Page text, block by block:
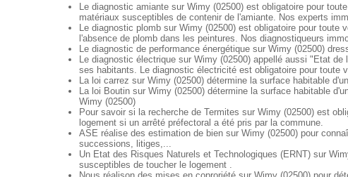
Le diagnostic amiante sur Wimy (02500) est obligatoire pour
matériaux susceptibles de contenir de l'amiante. Nos experts
Le diagnostic plomb sur Wimy (02500) est obligatoire pour
l'absence de plomb dans les peintures. Nos diagnostiqueurs
Le diagnostic de performance énergétique sur Wimy (02500)
Le diagnostic électrique sur Wimy (02500) appellé aussi "Etat
ses habitants. Le diagnostic électricité est obligatoire pour toute
La loi carrez sur Wimy (02500) détermine la surface habitable
La loi Boutin sur Wimy (02500) détermine la surface habitable
Wimy (02500)
Pour savoir si la recherche de Termites sur Wimy (02500) est
logement si un arrêté préfectoral a été pris par la commune.
ASE réalise des estimation de bien sur Wimy (02500) pour
successions, litiges,...
Un Etat des Risques Naturels et Technologiques (ERNT) sur
susceptibles de toucher le logement .